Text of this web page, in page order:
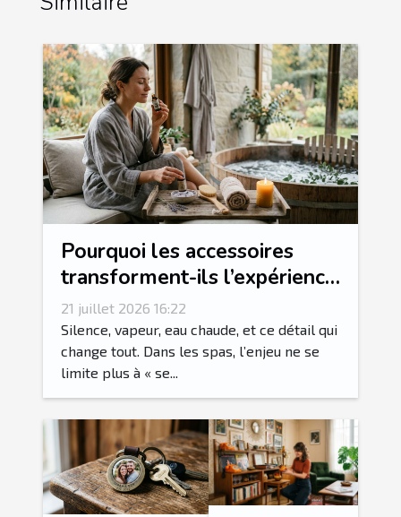
Pourquoi les accessoires
transforment-ils l’expérience
spa en rituel sensoriel ?
21 juillet 2026 16:22
Silence, vapeur, eau chaude, et ce détail qui
change tout. Dans les spas, l’enjeu ne se
limite plus à « se...